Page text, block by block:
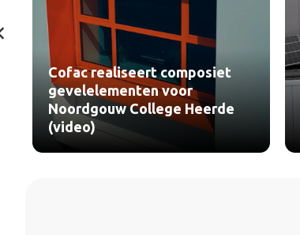
Cofac realiseert composiet
gevelelementen voor
Noordgouw College Heerde
(video)